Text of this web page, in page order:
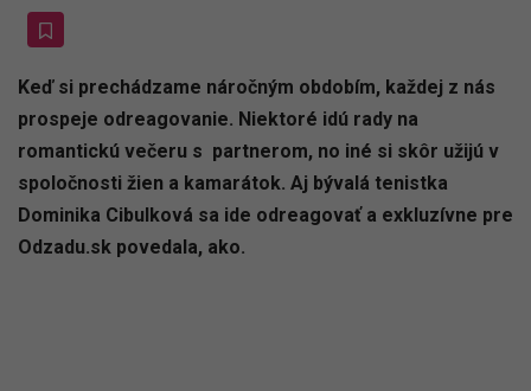
Keď si prechádzame náročným obdobím, každej z nás
prospeje odreagovanie. Niektoré idú rady na
romantickú večeru s partnerom, no iné si skôr užijú v
spoločnosti žien a kamarátok. Aj bývalá tenistka
Dominika Cibulková sa ide odreagovať a exkluzívne pre
Odzadu.sk povedala, ako.